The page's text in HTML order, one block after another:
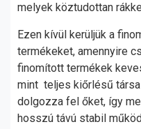
melyek köztudottan
Ezen kívül kerüljük a
termékeket, amennyire
finomított termékek
mint teljes kiőrlésű
dolgozza fel őket, így
hosszú távú stabil